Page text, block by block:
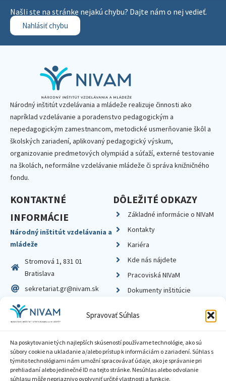
Spravovať Súhlas
Na poskytovanie tých najlepších skúseností používame technológie, ako sú
súbory cookie na ukladanie a/alebo prístup k informáciám o zariadení. Súhlas s
týmito technológiami nám umožní spracovávať údaje, ako je správanie pri
prehliadaní alebo jedinečné ID na tejto stránke. Nesúhlas alebo odvolanie
súhlasu môže nepriaznivo ovplyvniť určité vlastnosti a funkcie.
Našli ste na stránke nejakú chybu? Dajte nám o nej vedieť.
Nahlásiť chybu
Národný inštitút vzdelávania a mládeže realizuje činnosti ako
napríklad vzdelávanie a poradenstvo pedagogickým a
nepedagogickým zamestnancom, metodické usmerňovanie škôl a
školských zariadení, aplikovaný pedagogický výskum,
organizovanie predmetových olympiád a súťaží, externé testovanie
na školách, neformálne vzdelávanie mládeže či správa knižničného
fondu.
KONTAKTNÉ
INFORMÁCIE
Národný inštitút vzdelávania a
mládeže
Stromová 1, 831 01
Bratislava
sekretariat.gr@nivam.sk
IČO: 00164348
DIČ: 2020798714
DÔLEŽITÉ ODKAZY
Základné informácie o NIVaM
Kontakty
Kariéra
Kde nás nájdete
Pracoviská NIVaM
Dokumenty inštitúcie
Zásady ochrany súkromia